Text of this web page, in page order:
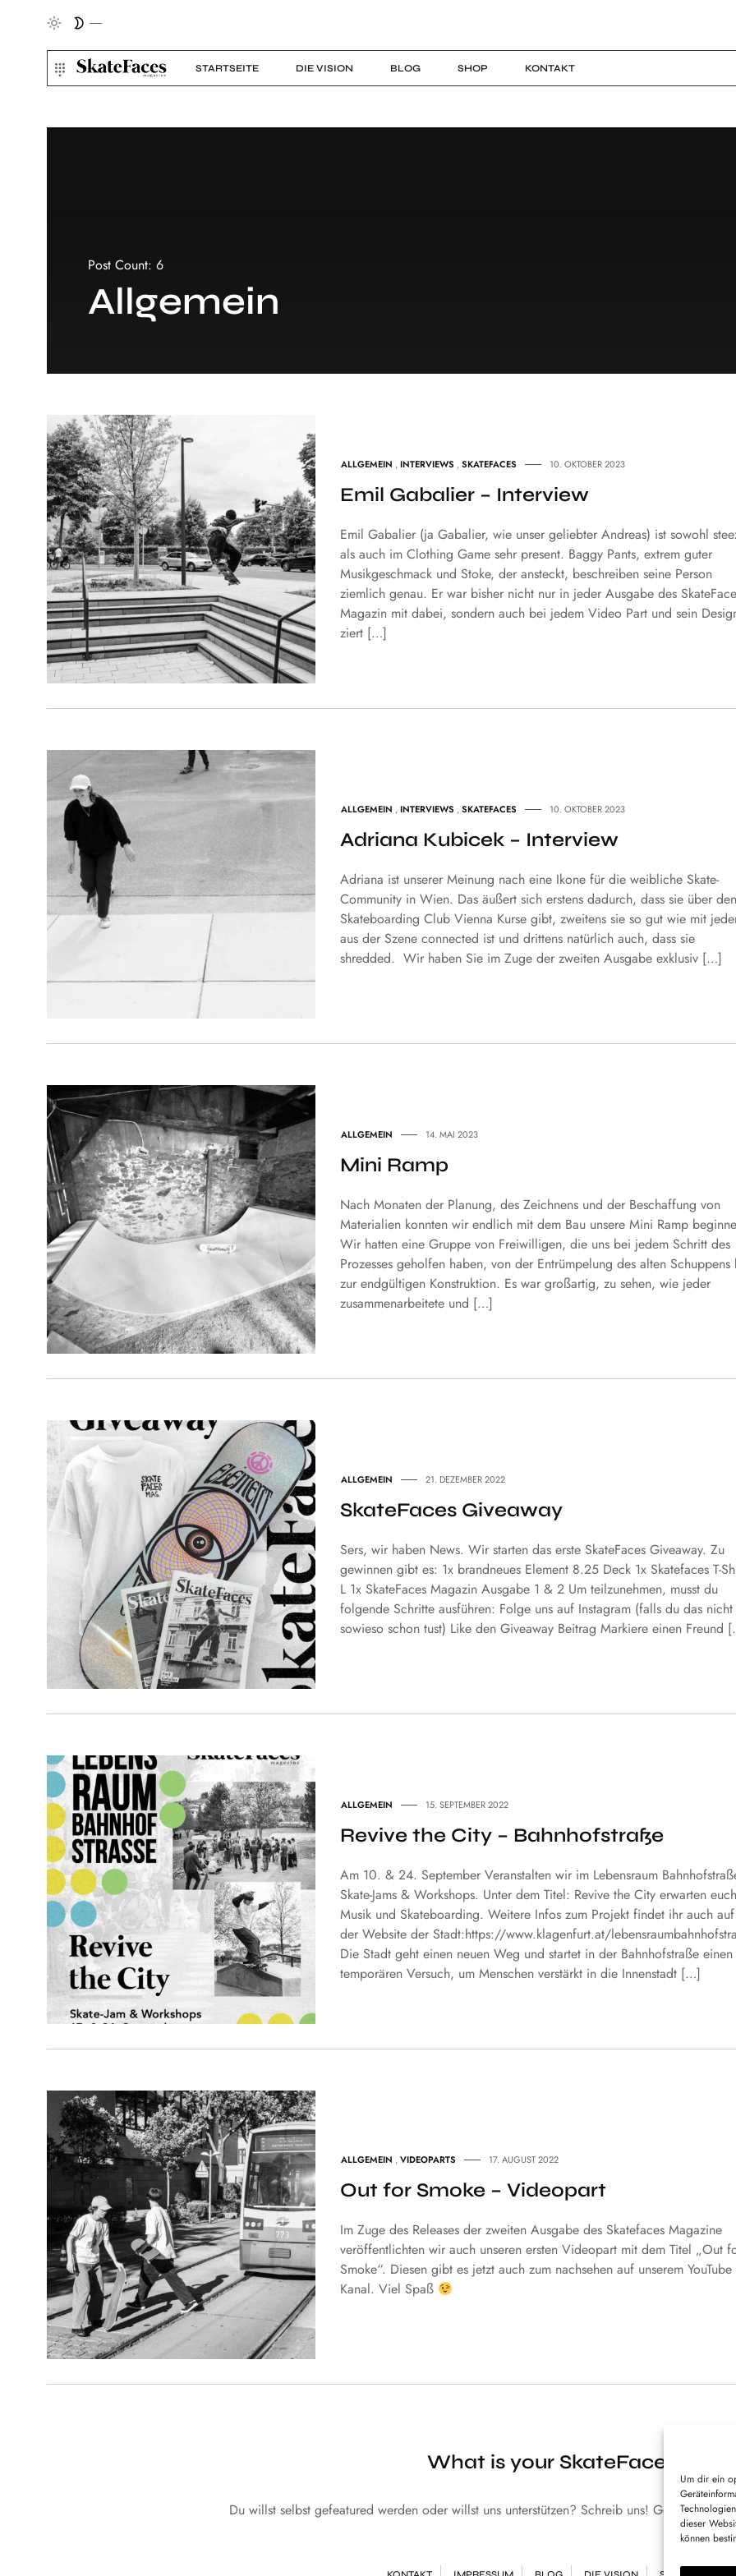
Um dir ein
dieser
können
STARTSEITE DIE VISION BLOG SHOP KONTAKT
Post Count: 6
Allgemein
ALLGEMEIN ,INTERVIEWS ,SKATEFACES 10. OKTOBER 2023
Emil Gabalier – Interview
Emil Gabalier (ja Gabalier, wie unser geliebter Andreas) ist sowohl
als auch im Clothing Game sehr present. Baggy Pants, extrem guter
Musikgeschmack und Stoke, der ansteckt, beschreiben seine Person
ziemlich genau. Er war bisher nicht nur in jeder Ausgabe des
Magazin mit dabei, sondern auch bei jedem Video Part und sein
ziert […]
ALLGEMEIN ,INTERVIEWS ,SKATEFACES 10. OKTOBER 2023
Adriana Kubicek – Interview
Adriana ist unserer Meinung nach eine Ikone für die weibliche Skate-
Community in Wien. Das äußert sich erstens dadurch, dass sie über den
Skateboarding Club Vienna Kurse gibt, zweitens sie so gut wie mit
aus der Szene connected ist und drittens natürlich auch, dass sie
shredded. Wir haben Sie im Zuge der zweiten Ausgabe exklusiv […]
ALLGEMEIN 14. MAI 2023
Mini Ramp
Nach Monaten der Planung, des Zeichnens und der Beschaffung von
Materialien konnten wir endlich mit dem Bau unsere Mini Ramp
Wir hatten eine Gruppe von Freiwilligen, die uns bei jedem Schritt des
Prozesses geholfen haben, von der Entrümpelung des alten Schuppens
zur endgültigen Konstruktion. Es war großartig, zu sehen, wie jeder
zusammenarbeitete und […]
ALLGEMEIN 21. DEZEMBER 2022
SkateFaces Giveaway
Sers, wir haben News. Wir starten das erste SkateFaces Giveaway. Zu
gewinnen gibt es: 1x brandneues Element 8.25 Deck 1x Skatefaces T-
L 1x SkateFaces Magazin Ausgabe 1 & 2 Um teilzunehmen, musst du
folgende Schritte ausführen: Folge uns auf Instagram (falls du das nicht
sowieso schon tust) Like den Giveaway Beitrag Markiere einen Freund
ALLGEMEIN 15. SEPTEMBER 2022
Revive the City – Bahnhofstraße
Am 10. & 24. September Veranstalten wir im Lebensraum
Skate-Jams & Workshops. Unter dem Titel: Revive the City erwarten euch
Musik und Skateboarding. Weitere Infos zum Projekt findet ihr auch auf
der Website der Stadt:https://www.klagenfurt.at/
Die Stadt geht einen neuen Weg und startet in der Bahnhofstraße einen
temporären Versuch, um Menschen verstärkt in die Innenstadt […]
ALLGEMEIN ,VIDEOPARTS 17. AUGUST 2022
Out for Smoke – Videopart
Im Zuge des Releases der zweiten Ausgabe des Skatefaces Magazine
veröffentlichten wir auch unseren ersten Videopart mit dem Titel „Out
Smoke“. Diesen gibt es jetzt auch zum nachsehen auf unserem YouTube
Kanal. Viel Spaß
What is your SkateFace?
Du willst selbst gefeatured werden oder willst uns unterstützen? Schreib uns! Gerne sind